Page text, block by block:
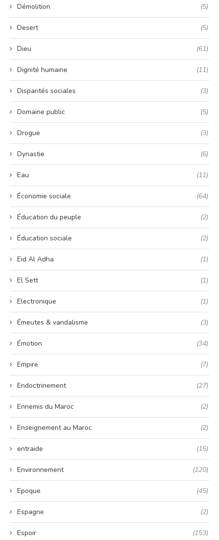
Démolition (5)
Desert (5)
Dieu (61)
Dignité humaine (11)
Disparités sociales (3)
Domaine public (5)
Drogue (3)
Dynastie (6)
Eau (11)
Économie sociale (64)
Éducation du peuple (2)
Éducation sociale (2)
Eid Al Adha (1)
El Sett (1)
Electronique (1)
Émeutes & vandalisme (3)
Émotion (34)
Empire (7)
Endoctrinement (27)
Ennemis du Maroc (2)
Enseignement au Maroc (2)
entraide (15)
Environnement (120)
Epoque (45)
Espagne (2)
Espoir (153)